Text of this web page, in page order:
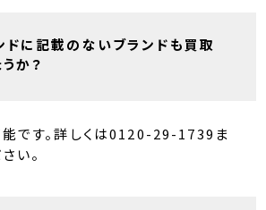
ドに記載のないブランドも買取
か？
能です。詳しくは0120-29-1739ま
い。